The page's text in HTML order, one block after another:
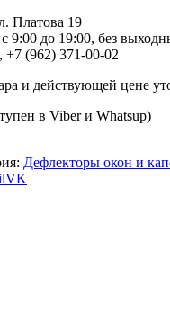
Платова 19
9:00 до 19:00, без
+7 (962) 371-00-02
и действующей цене
в Viber и Whatsup)
Дефлекторы окон и
VK